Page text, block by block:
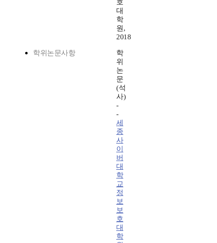
호
대
학
원,
2018
학위논문사항
학
위
논
문
(석
사)
-
-
세
종
사
이
버
대
학
교
정
보
보
호
대
학